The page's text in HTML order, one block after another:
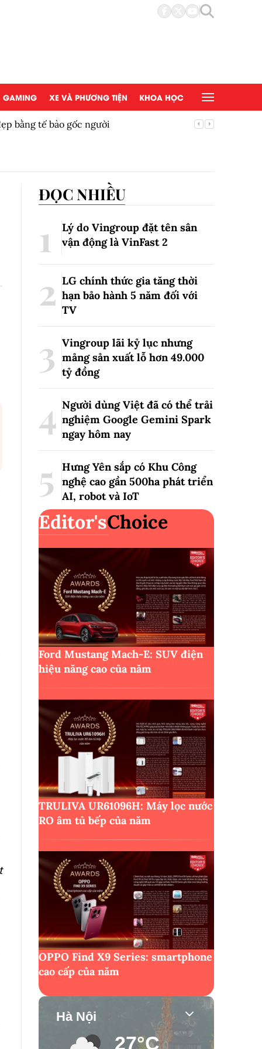
GAMING XE VÀ PHƯƠNG TIỆN KHOA HỌC
bằng tế bào gốc người
ĐỌC NHIỀU
Lý do Vingroup đặt tên sân
vận động là VinFast2
LG chính thức gia tăng thời
hạn bảo hành 5 năm đối với
TV
Vingroup lãi kỷ lục nhưng
mảng sản xuất lỗ hơn 49.000
tỷ đồng
Người dùng Việt đã có thể trải
nghiệm Google Gemini Spark
ngay hôm nay
Hưng Yên sắp có Khu Công
nghệ cao gần 500ha phát triển
AI, robot và IoT
Editor'sChoice
Ford Mustang Mach-E: SUV điện
hiệu năng cao của năm
TRULIVA UR61096H: Máy lọc nước
RO âm tủ bếp của năm
OPPO Find X9 Series: smartphone
cao cấp của năm
Hà Nội
27°C